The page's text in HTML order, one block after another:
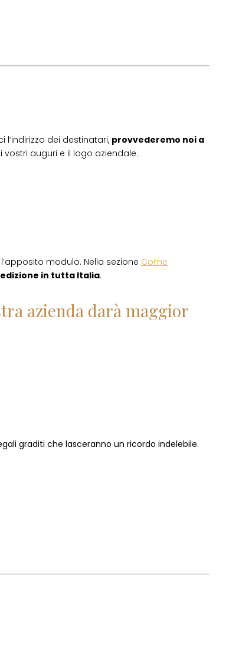
dei destinatari, provvederemo noi a
auguri e il logo aziendale.
modulo. Nella sezione Come
in tutta Italia.
azienda darà maggior
graditi che lasceranno un ricordo indelebile.